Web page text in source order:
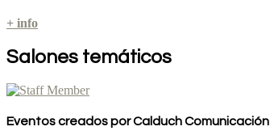
+ info
Salones temáticos
Eventos creados por Calduch Comunicación